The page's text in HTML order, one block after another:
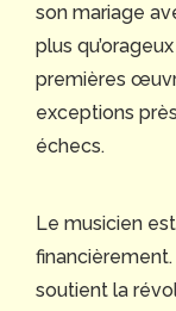
son mariage
plus
premières
exceptions
échecs.
Le musicien
soutient la